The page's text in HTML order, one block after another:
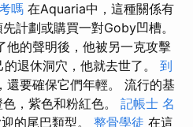
嗎 在Aquaria中，這種關係有
計劃或購買一對Goby凹槽。
他的聲明後，他被另一克攻擊
退休洞穴，他就去世了。 到
還要確保它們年輕。 流行的基
，紫色和粉紅色。 記帳士 名
的尾巴類型。 整骨學徒 在這